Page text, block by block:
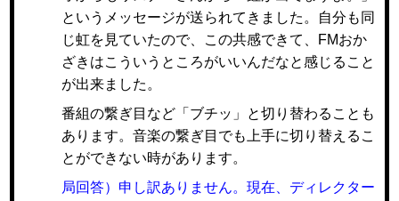
というメッセージが送られてきました。自分も同
じ虹を見ていたので、この共感できて、FMおか
ざきはこういうところがいいんだなと感じること
が出来ました。
番組の繋ぎ目など「ブチッ」と切り替わることも
あります。音楽の繋ぎ目でも上手に切り替えるこ
とができない時があります。
局回答）申し訳ありません。現在、ディレクター